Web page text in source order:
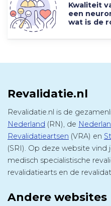
Kwaliteit
een
wat is de
Revalidatie.nl
Revalidatie.nl is de
Nederland (RN), de
Revalidatieartsen (VRA) en
(SRI). Op deze website vind
medisch specialistische
revalidatiearts en de
Andere websites